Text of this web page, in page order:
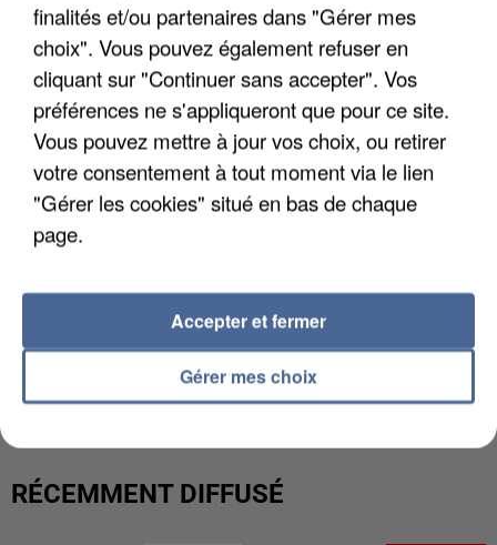
L’UN DES FONDATEURS SUPPOSÉS DE LA DZ
MAFIA INTERPELLÉ EN ALGÉRIE
RÉCEMMENT DIFFUSÉ
finalités et/ou partenaires dans "Gérer mes
choix". Vous pouvez également refuser en
cliquant sur "Continuer sans accepter". Vos
préférences ne s'appliqueront que pour ce site.
Vous pouvez mettre à jour vos choix, ou retirer
votre consentement à tout moment via le lien
"Gérer les cookies" situé en bas de chaque
page.
Gérer mes choix
Accepter et fermer